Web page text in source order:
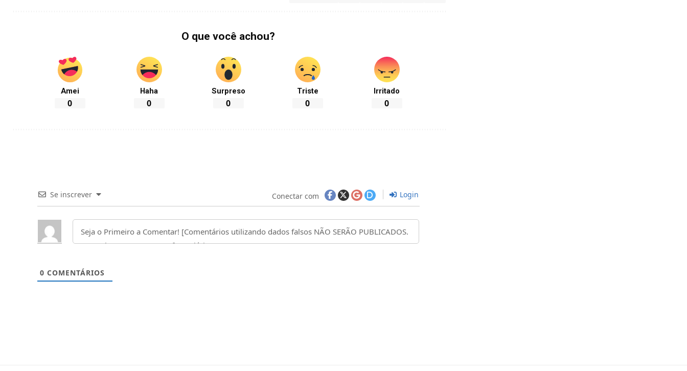
O que você achou?
Amei
0
Haha
0
Surpreso
0
Triste
0
Irritado
0
Se inscrever Conectar com Login
0 COMENTÁRIOS